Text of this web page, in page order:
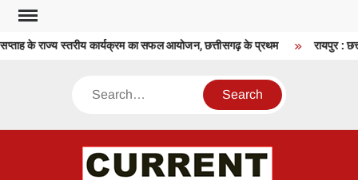
Skip
contentके राज्य स्तरीय कार्यक्रम का सफल आयोजन, छत्तीसगढ़ के प्रथम रायपुर :
Search